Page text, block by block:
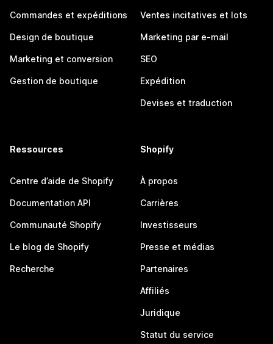
Commandes et expéditions
Design de boutique
Marketing et conversion
Gestion de boutique
Ventes incitatives et lots
Marketing par e-mail
SEO
Expédition
Devises et traduction
Ressources
Centre d’aide de Shopify
Documentation API
Communauté Shopify
Le blog de Shopify
Recherche
Shopify
À propos
Carrières
Investisseurs
Presse et médias
Partenaires
Affiliés
Juridique
Statut du service